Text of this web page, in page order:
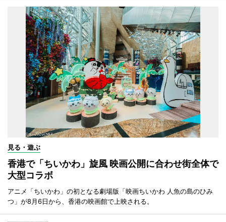
見る・遊ぶ
香港で「ちいかわ」旋風 映画公開に合わせ街全体で
大型コラボ
アニメ「ちいかわ」の初となる劇場版「映画ちいかわ 人魚の島のひみ
つ」が8月6日から、香港の映画館で上映される。